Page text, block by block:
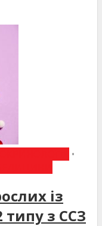
•
із
з ССЗ